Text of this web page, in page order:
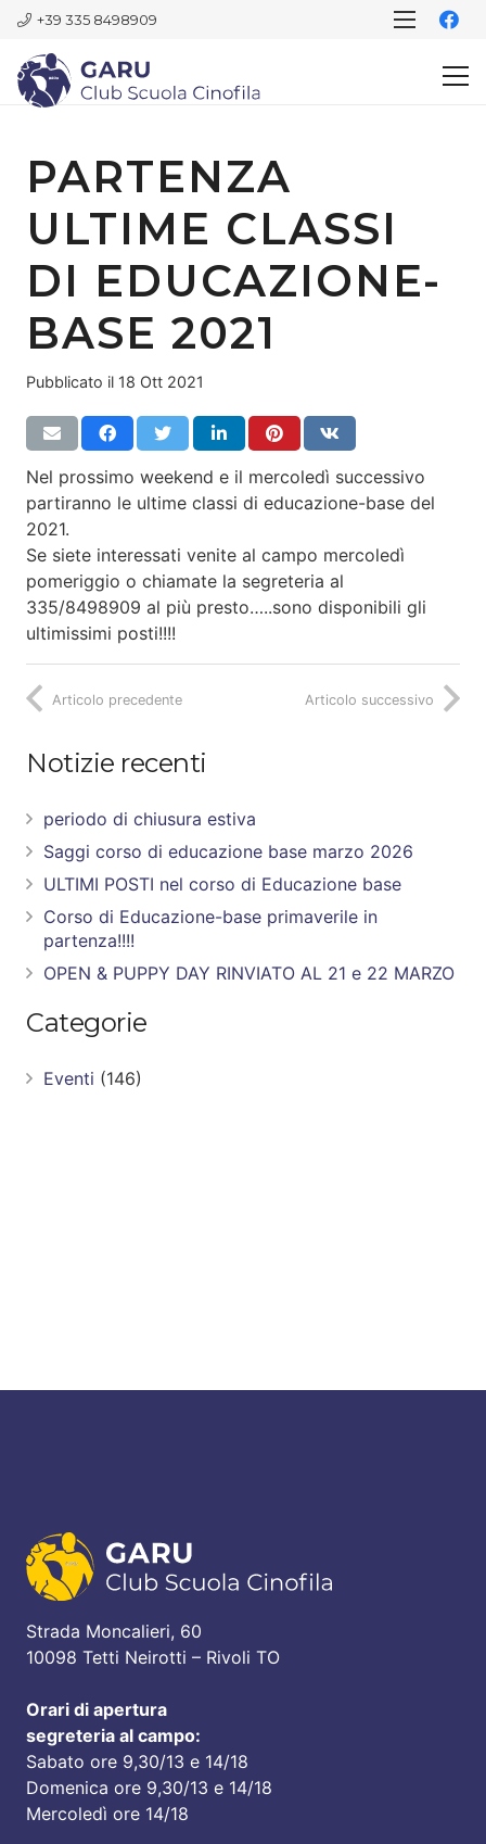
+39 335 8498909
PARTENZA
ULTIME CLASSI
DI EDUCAZIONE-
BASE 2021
Pubblicato il 18 Ott 2021
Nel prossimo weekend e il mercoledì successivo
partiranno le ultime classi di educazione-base del
2021.
Se siete interessati venite al campo mercoledì
pomeriggio o chiamate la segreteria al
335/8498909 al più presto…..sono disponibili gli
ultimissimi posti!!!!
Articolo precedente Articolo successivo
Notizie recenti
periodo di chiusura estiva
Saggi corso di educazione base marzo 2026
ULTIMI POSTI nel corso di Educazione base
Corso di Educazione-base primaverile in
partenza!!!!
OPEN & PUPPY DAY RINVIATO AL 21 e 22 MARZO
Categorie
Eventi (146)
Strada Moncalieri, 60
10098 Tetti Neirotti – Rivoli TO
Orari di apertura
segreteria al campo:
Sabato ore 9,30/13 e 14/18
Domenica ore 9,30/13 e 14/18
Mercoledì ore 14/18